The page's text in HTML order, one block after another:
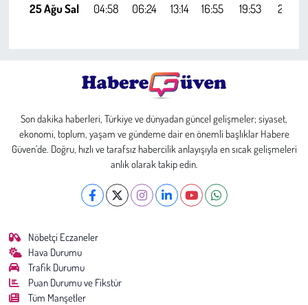
25 Ağu Sal
04:58 06:24 13:14 16:55 19:53 21:13
Son dakika haberleri, Türkiye ve dünyadan güncel gelişmeler; siyaset,
ekonomi, toplum, yaşam ve gündeme dair en önemli başlıklar Habere
Güven’de. Doğru, hızlı ve tarafsız habercilik anlayışıyla en sıcak gelişmeleri
anlık olarak takip edin.
Nöbetçi Eczaneler
Hava Durumu
Trafik Durumu
Puan Durumu ve Fikstür
Tüm Manşetler